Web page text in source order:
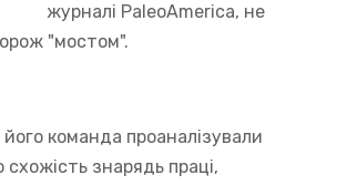
журналі PaleoAmerica, не
"мостом".
команда проаналізували
знарядь праці,